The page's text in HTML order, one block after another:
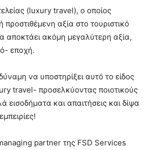
(luxury travel), ο οποίος
αξία στο τουριστικό
αποκτάει ακόμη μεγαλύτερη αξία,
εποχή.
να υποστηρίξει αυτό το είδος
travel- προσελκύοντας ποιοτικούς
εισοδήματα και απαιτήσεις και δίψα
partner της FSD Services